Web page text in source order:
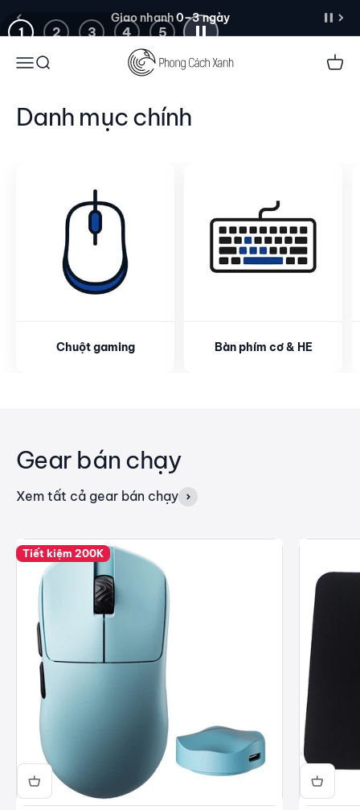
Giao nhanh 0–3 ngày
MenuTìm kiếm Giỏ
Lamzu Thorn V2
Xem thêm
1 2 3 4 5
Danh mục chính
Chuột gaming Bàn phím cơ & HE
Gear bán chạy
Xem tất cả gear bán chạy
Tiết kiệm 200K